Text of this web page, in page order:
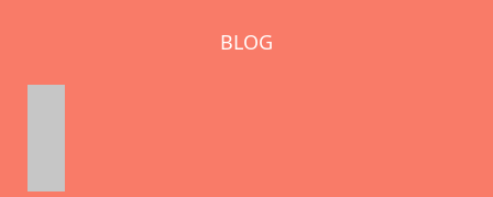
BLOG